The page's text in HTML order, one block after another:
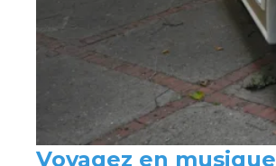
Voyagez en musique